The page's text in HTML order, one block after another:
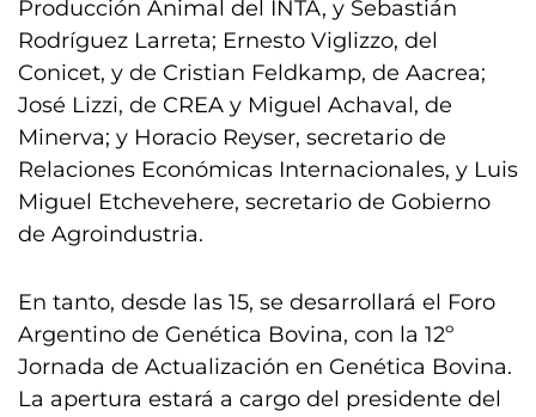
Producción Animal del INTA, y Sebastián
Rodríguez Larreta; Ernesto Viglizzo, del
Conicet, y de Cristian Feldkamp, de Aacrea;
José Lizzi, de CREA y Miguel Achaval, de
Minerva; y Horacio Reyser, secretario de
Relaciones Económicas Internacionales, y Luis
Miguel Etchevehere, secretario de Gobierno
de Agroindustria.
En tanto, desde las 15, se desarrollará el Foro
Argentino de Genética Bovina, con la 12º
Jornada de Actualización en Genética Bovina.
La apertura estará a cargo del presidente del